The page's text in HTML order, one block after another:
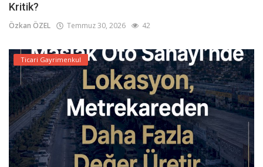
Kritik?
Özkan ÖZEL Temmuz 30, 2026 42
Ticari Gayrimenkul